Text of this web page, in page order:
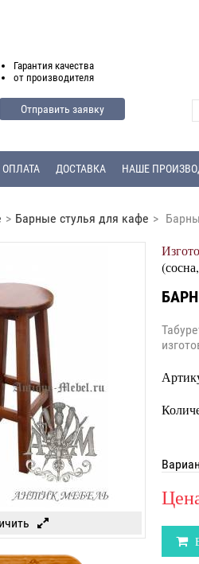
Гарантия качества
от производителя
Отправить заявку
ОПЛАТА ДОСТАВКА НАШЕ
> Барные стулья для кафе >